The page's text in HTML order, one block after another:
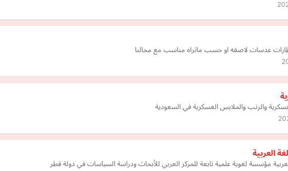
عدسات لاصقه او حسب ماتراه مناسب مع مجالنا
والرتب والملابس العسكرية في السعودية
العربية
مؤسسة لغوية علمية تابعة للمركز العربي للأبحاث ودراسة السياسات في دولة قطر